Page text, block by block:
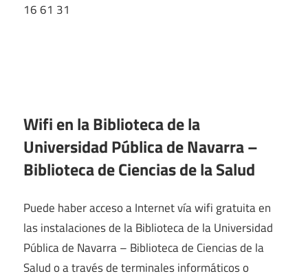
16 61 31
Wifi en laBiblioteca de la
Universidad Pública de Navarra –
Biblioteca de Ciencias de la Salud
Puede haber acceso a Internet vía wifi gratuita en
las instalaciones de la Biblioteca de la Universidad
Pública de Navarra – Biblioteca de Ciencias de la
Salud o a través de terminales informáticos o